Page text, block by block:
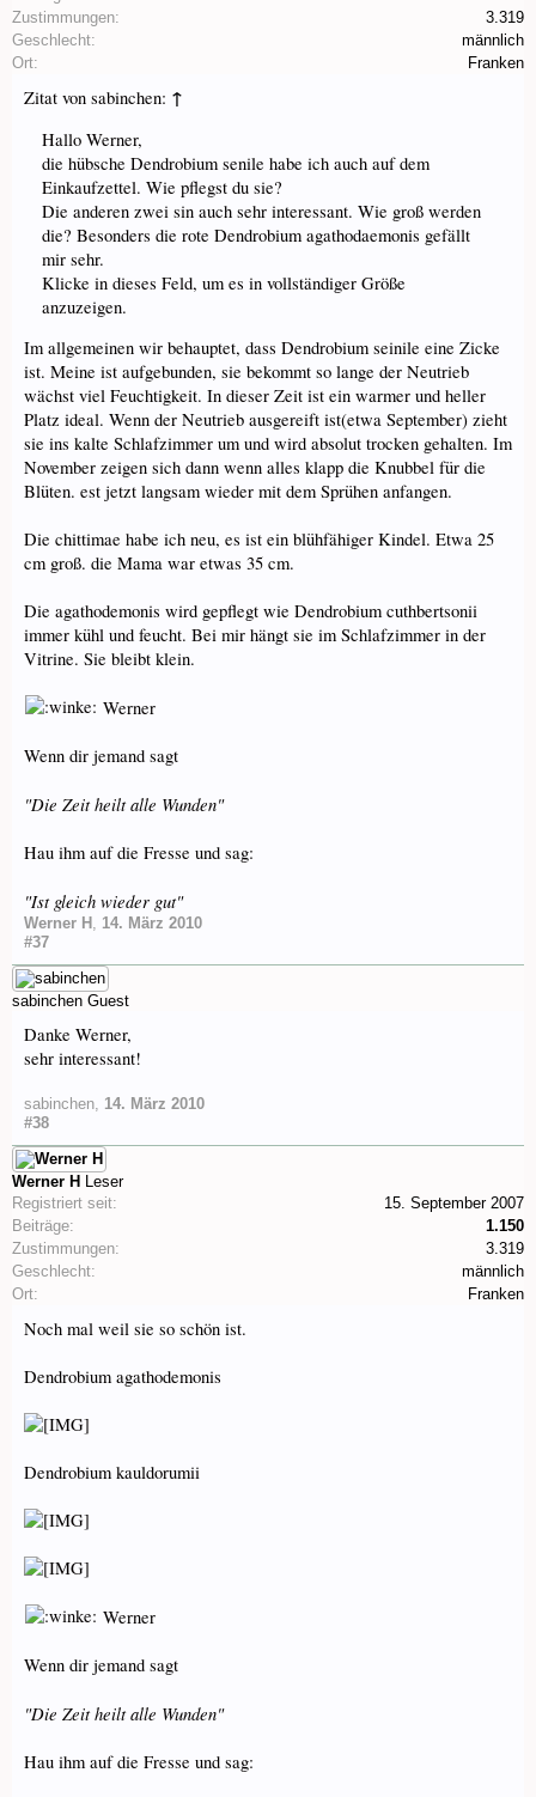
Zustimmungen:
3.319
Geschlecht:
männlich
Ort:
Franken
Zitat von sabinchen: ↑
Hallo Werner,
die hübsche Dendrobium senile habe ich auch auf dem
Einkaufzettel. Wie pflegst du sie?
Die anderen zwei sin auch sehr interessant. Wie groß werden
die? Besonders die rote Dendrobium agathodaemonis gefällt
mir sehr.
Klicke in dieses Feld, um es in vollständiger Größe
anzuzeigen.
Im allgemeinen wir behauptet, dass Dendrobium seinile eine Zicke
ist. Meine ist aufgebunden, sie bekommt so lange der Neutrieb
wächst viel Feuchtigkeit. In dieser Zeit ist ein warmer und heller
Platz ideal. Wenn der Neutrieb ausgereift ist(etwa September) zieht
sie ins kalte Schlafzimmer um und wird absolut trocken gehalten. Im
November zeigen sich dann wenn alles klapp die Knubbel für die
Blüten. est jetzt langsam wieder mit dem Sprühen anfangen.
Die chittimae habe ich neu, es ist ein blühfähiger Kindel. Etwa 25
cm groß. die Mama war etwas 35 cm.
Die agathodemonis wird gepflegt wie Dendrobium cuthbertsonii
immer kühl und feucht. Bei mir hängt sie im Schlafzimmer in der
Vitrine. Sie bleibt klein.
Werner
Wenn dir jemand sagt
"Die Zeit heilt alle Wunden"
Hau ihm auf die Fresse und sag:
"Ist gleich wieder gut"
Werner H , 14. März 2010
#37
sabinchen Guest
Danke Werner,
sehr interessant!
sabinchen, 14. März 2010
#38
Werner H Leser
Registriert seit:
15. September 2007
Beiträge:
1.150
Zustimmungen:
3.319
Geschlecht:
männlich
Ort:
Franken
Noch mal weil sie so schön ist.
Dendrobium agathodemonis
Dendrobium kauldorumii
Werner
Wenn dir jemand sagt
"Die Zeit heilt alle Wunden"
Hau ihm auf die Fresse und sag: